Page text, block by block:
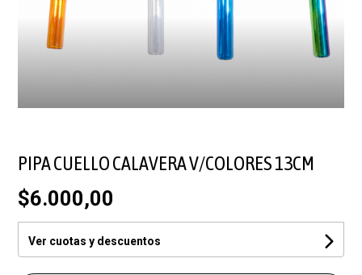
PIPA CUELLO CALAVERA V/COLORES 13CM
$6.000,00
Ver cuotas y descuentos